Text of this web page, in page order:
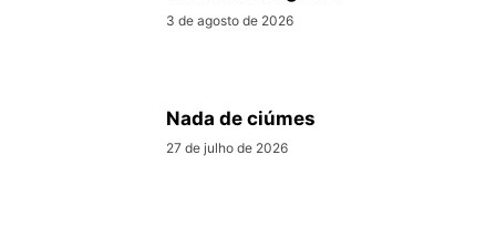
3 de agosto de 2026
Nada de ciúmes
27 de julho de 2026